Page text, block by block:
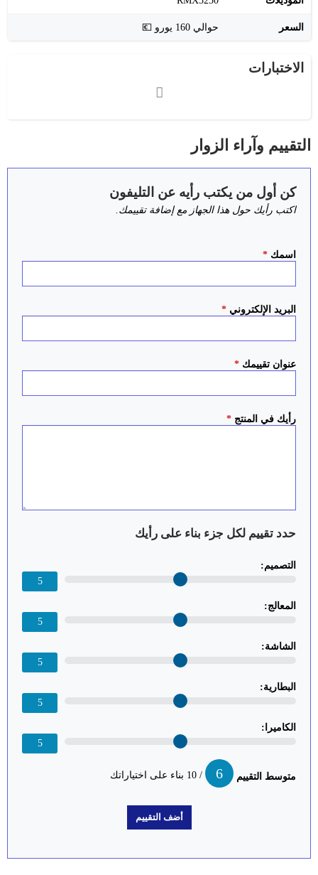
السعر حوالي ‎160 يورو 💶
الاختبارات
التقييم وآراء الزوار
كن أول من يكتب رأيه عن التليفون
اكتب رأيك حول هذا الجهاز مع إضافة تقييمك.
اسمك *
البريد الإلكتروني *
عنوان تقييمك *
رأيك في المنتج *
حدد تقييم لكل جزء بناء على رأيك
التصميم:
5
المعالج:
5
الشاشة:
5
البطارية:
5
الكاميرا:
5
متوسط التقييم 6 / 10 بناء على اختياراتك